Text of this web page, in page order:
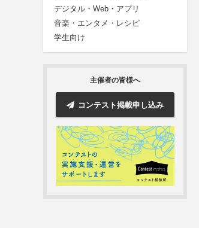
デジタル・Web・アプリ
音楽・エンタメ・レシピ
学生向け
主催者の皆様へ
コンテスト掲載申し込み